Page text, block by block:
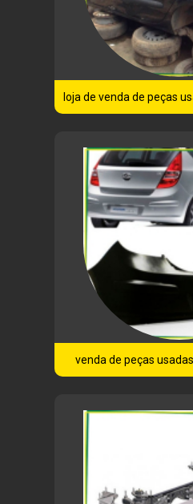
loja de venda de peças
venda de peças